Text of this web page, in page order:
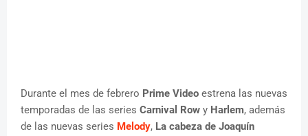
Durante el mes de febrero Prime Video estrena las nuevas
temporadas de las series Carnival Row y Harlem, además
de las nuevas series Melody, La cabeza de Joaquín